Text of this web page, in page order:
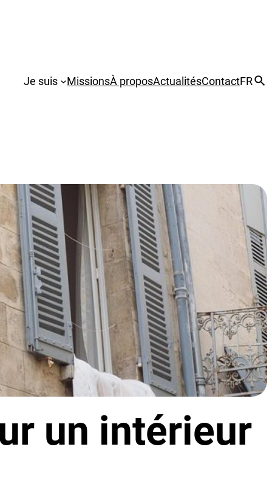
Je suis MissionsÀ proposActualitésContactFR
un intérieur